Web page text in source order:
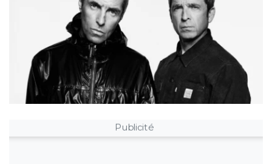
Publicité